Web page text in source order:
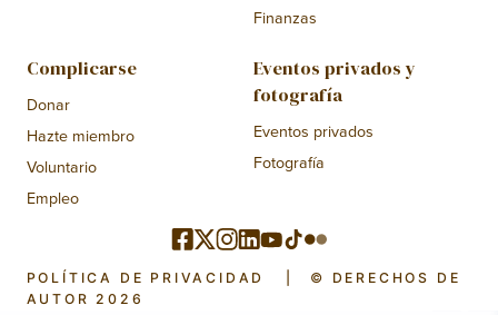
Finanzas
Complicarse
Donar
Hazte miembro
Voluntario
Empleo
Eventos privados y
fotografía
Eventos privados
Fotografía
POLÍTICA DE PRIVACIDAD
© DERECHOS DE
AUTOR 2026